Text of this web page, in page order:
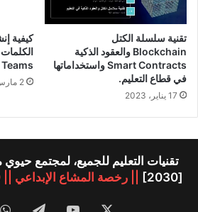
تقنية سلسلة الكتل
Blockchain والعقود الذكية
Smart Contracts واستخداماتها
في قطاع التعليم.
17 يناير، 2023
كيفية
Teams
2 مارس، 2023
[2030]
|| رخصة المشاع الإبداعي || CC BY-NC-SA 4.0
‫YouTubeتيلقرام